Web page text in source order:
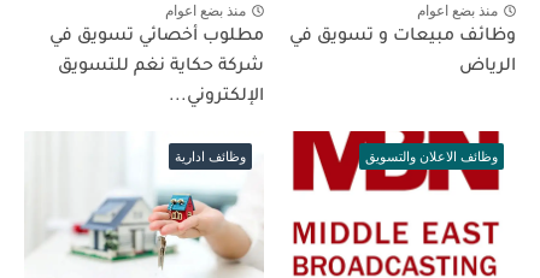
منذ بضع اعوام
وظائف مبيعات و تسويق في
الرياض
منذ بضع اعوام
مطلوب أخصائي تسويق في
شركة حكاية نغم للتسويق
الإلكتروني...
وظائف الاعلان والتسويق وظائف ادارية